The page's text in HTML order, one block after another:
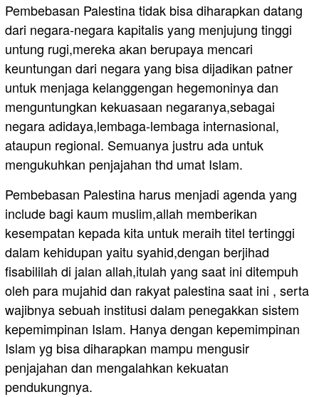
Pembebasan Palestina tidak bisa diharapkan datang
dari negara-negara kapitalis yang menjujung tinggi
untung rugi,mereka akan berupaya mencari
keuntungan dari negara yang bisa dijadikan patner
untuk menjaga kelanggengan hegemoninya dan
menguntungkan kekuasaan negaranya,sebagai
negara adidaya,lembaga-lembaga internasional,
ataupun regional. Semuanya justru ada untuk
mengukuhkan penjajahan thd umat Islam.
Pembebasan Palestina harus menjadi agenda yang
include bagi kaum muslim,allah memberikan
kesempatan kepada kita untuk meraih titel tertinggi
dalam kehidupan yaitu syahid,dengan berjihad
fisabililah di jalan allah,itulah yang saat ini ditempuh
oleh para mujahid dan rakyat palestina saat ini , serta
wajibnya sebuah institusi dalam penegakkan sistem
kepemimpinan Islam. Hanya dengan kepemimpinan
Islam yg bisa diharapkan mampu mengusir
penjajahan dan mengalahkan kekuatan
pendukungnya.